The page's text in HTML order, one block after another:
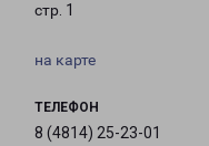
стр. 1
на карте
ТЕЛЕФОН
8 (4814) 25-23-01